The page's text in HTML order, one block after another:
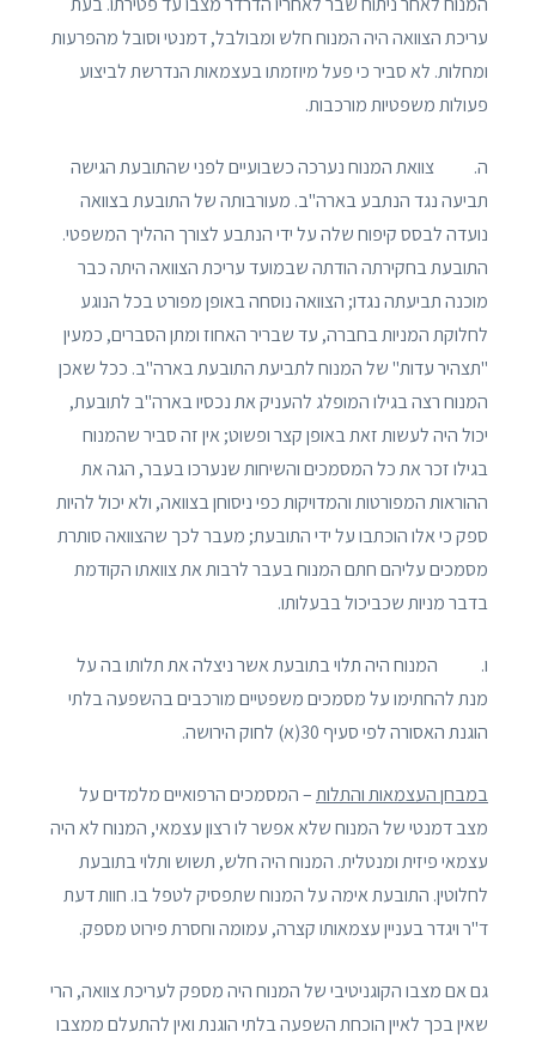
עריכת הצוואה היה המנוח חלש ומבולבל, דמנטי וסובל מהפרעות
ומחלות. לא סביר כי פעל מיוזמתו בעצמאות הנדרשת לביצוע
פעולות משפטיות מורכבות.
ה. צוואת המנוח נערכה כשבועיים לפני שהתובעת הגישה
תביעה נגד הנתבע בארה"ב. מעורבותה של התובעת בצוואה
נועדה לבסס קיפוח שלה על ידי הנתבע לצורך ההליך המשפטי.
התובעת בחקירתה הודתה שבמועד עריכת הצוואה היתה כבר
מוכנה תביעתה נגדו; הצוואה נוסחה באופן מפורט בכל הנוגע
לחלוקת המניות בחברה, עד שבריר האחוז ומתן הסברים, כמעין
"תצהיר עדות" של המנוח לתביעת התובעת בארה"ב. ככל שאכן
המנוח רצה בגילו המופלג להעניק את נכסיו בארה"ב לתובעת,
יכול היה לעשות זאת באופן קצר ופשוט; אין זה סביר שהמנוח
בגילו זכר את כל המסמכים והשיחות שנערכו בעבר, הגה את
ההוראות המפורטות והמדויקות כפי ניסוחן בצוואה, ולא יכול להיות
ספק כי אלו הוכתבו על ידי התובעת; מעבר לכך שהצוואה סותרת
מסמכים עליהם חתם המנוח בעבר לרבות את צוואתו הקודמת
בדבר מניות שכביכול בבעלותו.
ו. המנוח היה תלוי בתובעת אשר ניצלה את תלותו בה על
מנת להחתימו על מסמכים משפטיים מורכבים בהשפעה בלתי
הוגנת האסורה לפי סעיף 30(א) לחוק הירושה.
במבחן העצמאות והתלות– המסמכים הרפואיים מלמדים על
מצב דמנטי של המנוח שלא אפשר לו רצון עצמאי, המנוח לא היה
עצמאי פיזית ומנטלית. המנוח היה חלש, תשוש ותלוי בתובעת
לחלוטין. התובעת אימה על המנוח שתפסיק לטפל בו. חוות דעת
ד"ר ויגדר בעניין עצמאותו קצרה, עמומה וחסרת פירוט מספק.
גם אם מצבו הקוגניטיבי של המנוח היה מספק לעריכת צוואה, הרי
שאין בכך לאיין הוכחת השפעה בלתי הוגנת ואין להתעלם ממצבו